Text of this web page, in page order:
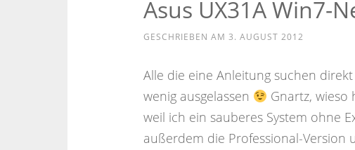
Asus UX31A Win7-
GESCHRIEBEN AM 3. AUGUST 2012
Alle die eine Anleitung suchen
wenig ausgelassen
Gnartz, wieso
weil ich ein sauberes System ohne
außerdem die Professional-